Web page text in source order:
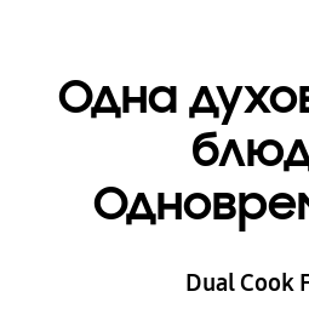
Одна
Dual Cook